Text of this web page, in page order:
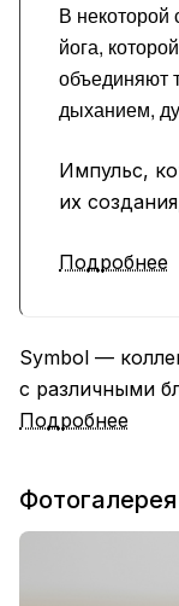
В некоторой
йога,
объединяют
дыханием,
Импульс,
их
Подробнее
Symbol —
с различными
Подробнее
Фотогалерея